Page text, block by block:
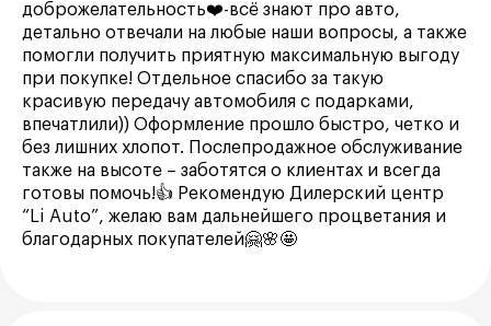
доброжелательность❤️-всё знают про авто,
детально отвечали на любые наши вопросы, а также
помогли получить приятную максимальную выгоду
при покупке! Отдельное спасибо за такую
красивую передачу автомобиля с подарками,
впечатлили)) Оформление прошло быстро, четко и
без лишних хлопот. Послепродажное обслуживание
также на высоте – заботятся о клиентах и всегда
готовы помочь!👍 Рекомендую Дилерский центр
“Li Auto”, желаю вам дальнейшего процветания и
благодарных покупателей🤗🌸🤩